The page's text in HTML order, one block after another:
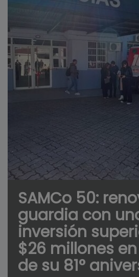
SAMCo 50:
guardia con
inversión
$26 millones
de su 81°